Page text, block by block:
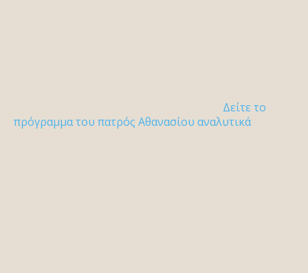
Δείτε το
πρόγραμμα του πατρός Αθανασίου αναλυτικά